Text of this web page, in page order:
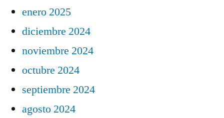
enero 2025
diciembre 2024
noviembre 2024
octubre 2024
septiembre 2024
agosto 2024